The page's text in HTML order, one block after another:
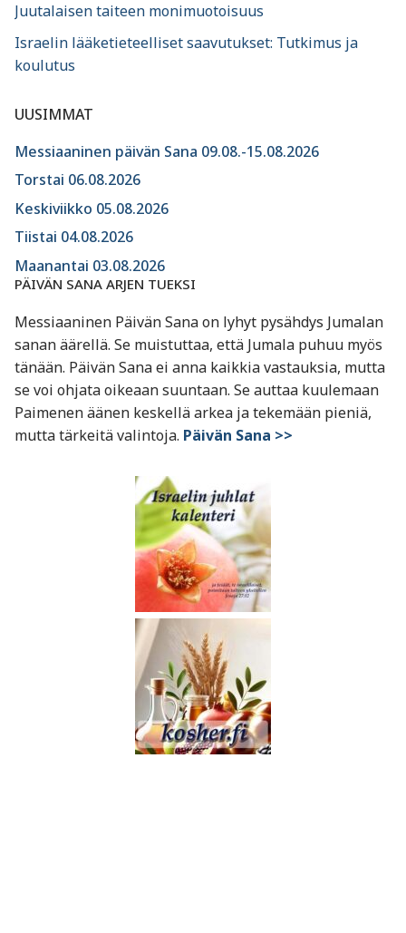
Juutalaisen taiteen monimuotoisuus
Israelin lääketieteelliset saavutukset: Tutkimus ja
koulutus
UUSIMMAT
Messiaaninen päivän Sana 09.08.-15.08.2026
Torstai 06.08.2026
Keskiviikko 05.08.2026
Tiistai 04.08.2026
Maanantai 03.08.2026
PÄIVÄN SANA ARJEN TUEKSI
Messiaaninen Päivän Sana on lyhyt pysähdys Jumalan
sanan äärellä. Se muistuttaa, että Jumala puhuu myös
tänään. Päivän Sana ei anna kaikkia vastauksia, mutta
se voi ohjata oikeaan suuntaan. Se auttaa kuulemaan
Paimenen äänen keskellä arkea ja tekemään pieniä,
mutta tärkeitä valintoja. Päivän Sana >>